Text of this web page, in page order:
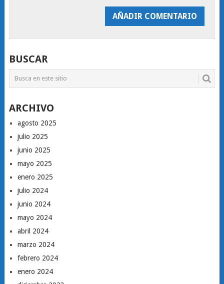
BUSCAR
ARCHIVO
agosto 2025
julio 2025
junio 2025
mayo 2025
enero 2025
julio 2024
junio 2024
mayo 2024
abril 2024
marzo 2024
febrero 2024
enero 2024